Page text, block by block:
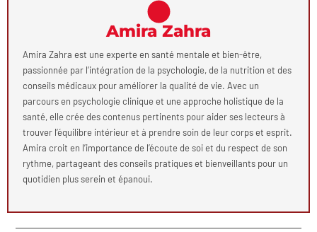
Amira Zahra
Amira Zahra est une experte en santé mentale et bien-être,
passionnée par l’intégration de la psychologie, de la nutrition et des
conseils médicaux pour améliorer la qualité de vie. Avec un
parcours en psychologie clinique et une approche holistique de la
santé, elle crée des contenus pertinents pour aider ses lecteurs à
trouver l’équilibre intérieur et à prendre soin de leur corps et esprit.
Amira croit en l’importance de l’écoute de soi et du respect de son
rythme, partageant des conseils pratiques et bienveillants pour un
quotidien plus serein et épanoui.